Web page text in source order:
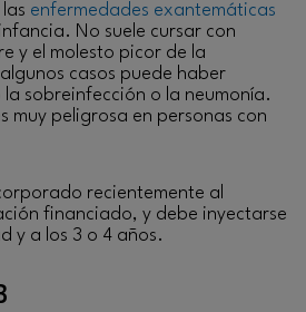
enfermedades exantemáticas
No suele cursar con
y el molesto picor de la
casos puede haber
sobreinfección o la neumonía.
muy peligrosa en personas con
recientemente al
financiado, y debe inyectarse
y a los 3 o 4 años.